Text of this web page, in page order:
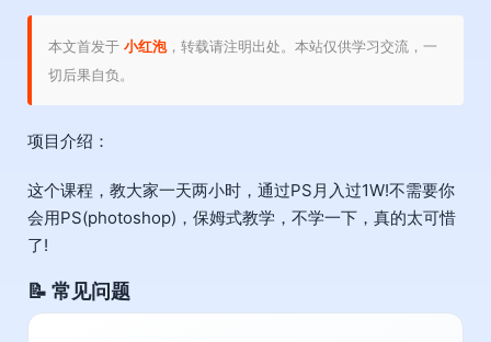
本文首发于 小红泡，转载请注明出处。本站仅供学习交流，一
切后果自负。
项目介绍：
这个课程，教大家一天两小时，通过PS月入过1W!不需要你
会用PS(photoshop)，保姆式教学，不学一下，真的太可惜
了!
📝 常见问题